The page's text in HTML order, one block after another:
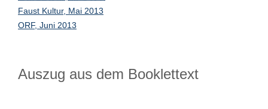
Faust Kultur, Mai 2013
ORF, Juni 2013
Auszug aus dem Booklettext